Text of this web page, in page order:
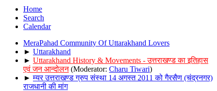
Home
Search
Calendar
MeraPahad Community Of Uttarakhand Lovers
► Uttarakhand
► Uttarakhand History & Movements - उत्तराखण्ड का इतिहास
एवं जन आन्दोलन (Moderator: Charu Tiwari)
►म्यर उत्तराखण्ड ग्रुप संस्था 14 अगस्त 2011 को गैरसैण (चंद्रनगर)
राजधानी की मांग